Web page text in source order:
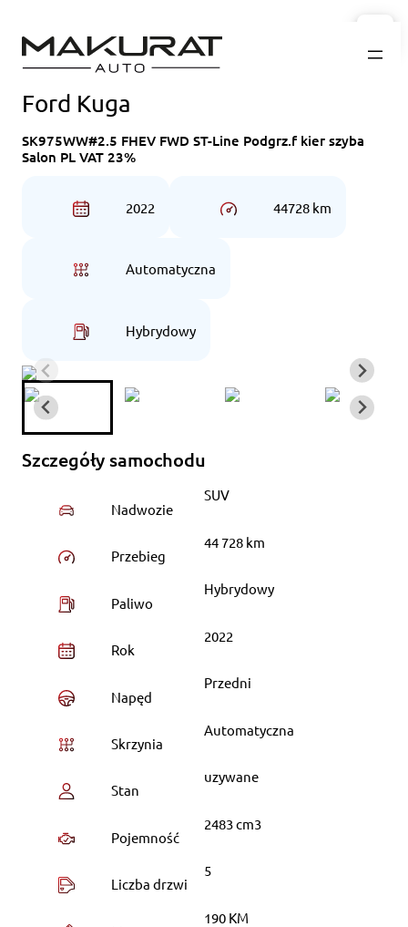
do
treści
Ford Kuga
SK975WW#2.5 FHEV FWD ST-Line Podgrz.f kier szyba
Salon PL VAT 23%
2022 44728 km
Automatyczna
Hybrydowy
Szczegóły samochodu
Nadwozie
SUV
Przebieg
44 728 km
Paliwo
Hybrydowy
Rok
2022
Napęd
Przedni
Skrzynia
Automatyczna
Stan
uzywane
Pojemność
2483 cm3
Liczba drzwi
5
190 KM